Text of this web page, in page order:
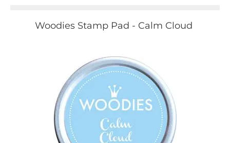
Woodies Stamp Pad - Calm Cloud